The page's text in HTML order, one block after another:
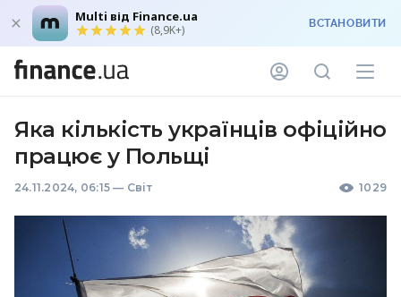
Multi від Finance.ua
(8,9K+) ВСТАНОВИТИ
Яка кількість українців офіційно
працює у Польщі
24.11.2024, 06:15 — Світ 1029